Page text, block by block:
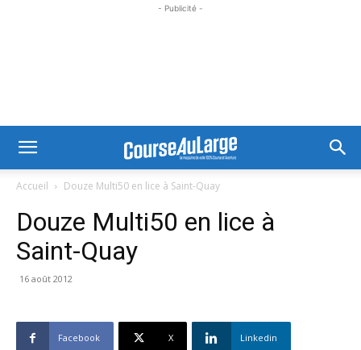
- Publicité -
Accueil Douze Multi50 en lice à Saint-Quay
Douze Multi50 en lice à
Saint-Quay
16 août 2012
Facebook X Linkedin